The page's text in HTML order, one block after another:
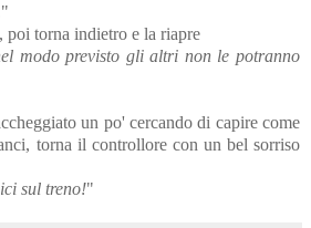
"
poi torna indietro e la riapre
modo previsto gli altri non le potranno
un po' cercando di capire come
torna il controllore con un bel sorriso
sul treno!"